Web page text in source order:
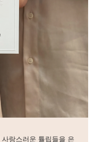
랑스러운 튤립들을 은